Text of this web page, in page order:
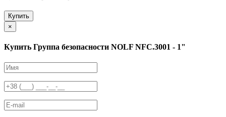
Купить
×
Купить Группа безопасности NOLF NFC.3001 - 1"